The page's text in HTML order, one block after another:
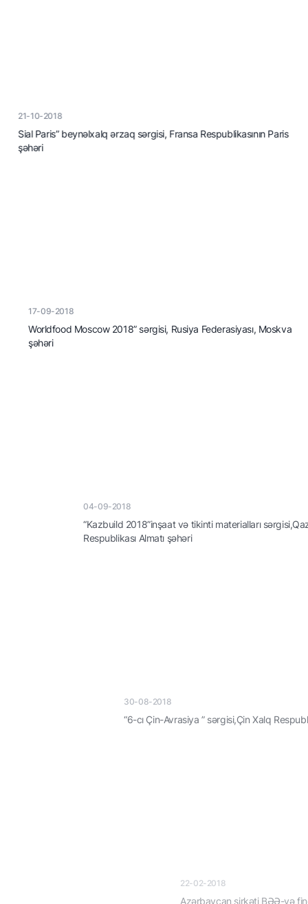
21-10-2018
Sial Paris” beynəlxalq ərzaq sərgisi, Fransa Respublikasının Paris
şəhəri
17-09-2018
Worldfood Moscow 2018” sərgisi, Rusiya Federasiyası, Moskva
şəhəri
“Kazbuild 2018”inşaat və tikinti materialları sərgisi,Qazaxıstan
Respublikası Almatı şəhəri
“6-cı Çin-Avrasiya ” sərgisi,Çin Xalq Respublikasının Urumçi şəhəri
Azərbaycan şirkəti BƏƏ-yə findıq ixrac edəcək